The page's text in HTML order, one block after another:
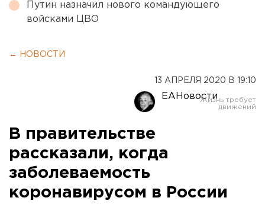
Путин назначил нового командующего
войсками ЦВО
← НОВОСТИ
13 АПРЕЛЯ 2020 В 19:10
ЕАНовости
В правительстве
рассказали, когда
заболеваемость
коронавирусом в России